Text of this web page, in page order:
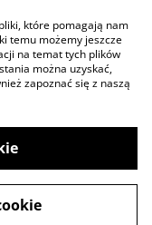
plików cookie
by
które pomagają nam
temu możemy jeszcze
na temat tych plików
można uzyskać,
zapoznać się z naszą